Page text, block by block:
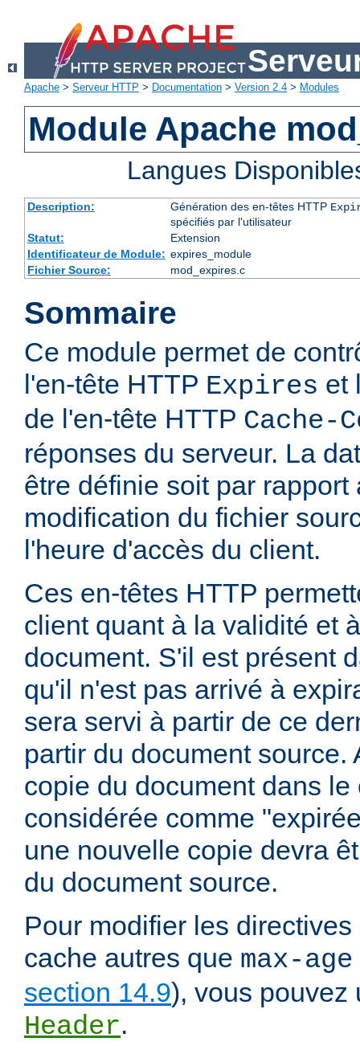
Apache > Serveur HTTP > Documentation > Version 2.4 > Modules
Module Apache
Langues
Description: Génération des en-têtes HTTP
spécifiés par l'utilisateur
Statut:
Extension
Identificateur de Module: expires_module
Fichier Source:
mod_expires.c
Sommaire
Ce module permet de
l'en-tête HTTP Expires et
de l'en-tête HTTP Cache-
réponses du serveur. La
être définie soit par
modification du fichier
l'heure d'accès du client.
Ces en-têtes HTTP
client quant à la validité et
document. S'il est présent
qu'il n'est pas arrivé à
sera servi à partir de ce
partir du document source.
copie du document dans le
considérée comme
une nouvelle copie devra
du document source.
Pour modifier les
cache autres que max-age
section 14.9), vous pouvez
Header.